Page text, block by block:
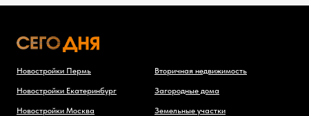
Новостройки Пермь
Новостройки Екатеринбург
Новостройки Москва
Вторичная недвижимость
Загородные дома
Земельные участки